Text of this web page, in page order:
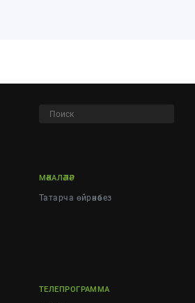
МӘКАЛӘЛӘР
Татарча өйрәнәбез
ТЕЛЕПРОГРАММА